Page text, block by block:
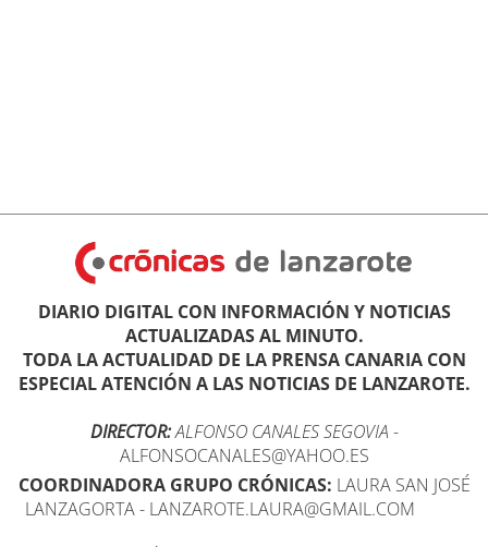
DIARIO DIGITAL CON INFORMACIÓN Y NOTICIAS
ACTUALIZADAS AL MINUTO.
TODA LA ACTUALIDAD DE LA PRENSA CANARIA CON
ESPECIAL ATENCIÓN A LAS NOTICIAS DE LANZAROTE.
DIRECTOR:ALFONSO CANALES SEGOVIA -
ALFONSOCANALES@YAHOO.ES
COORDINADORA GRUPO CRÓNICAS: LAURA SAN JOSÉ
LANZAGORTA - LANZAROTE.LAURA@GMAIL.COM